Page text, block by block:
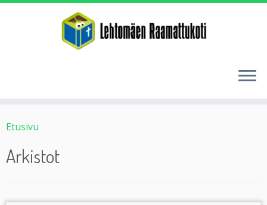
Etusivu
Arkistot